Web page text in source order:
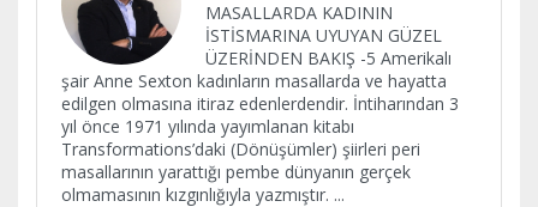
MASALLARDA KADININ
İSTİSMARINA UYUYAN GÜZEL
ÜZERİNDEN BAKIŞ -5 Amerikalı
şair Anne Sexton kadınların masallarda ve hayatta
edilgen olmasına itiraz edenlerdendir. İntiharından 3
yıl önce 1971 yılında yayımlanan kitabı
Transformations’daki (Dönüşümler) şiirleri peri
masallarının yarattığı pembe dünyanın gerçek
olmamasının kızgınlığıyla yazmıştır. ...